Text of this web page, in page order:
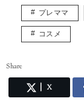
プレママ
コスメ
Share
X